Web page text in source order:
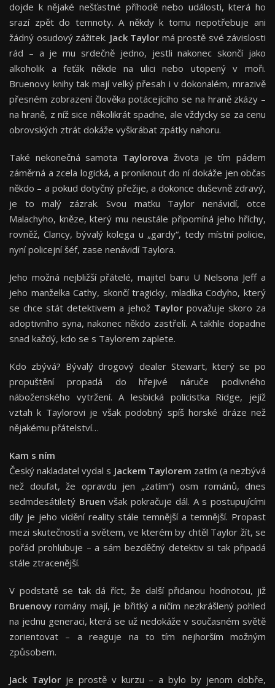
dojde k nějaké nešťastné příhodě nebo události, která ho
srazí zpět do temnoty. A někdy k tomu nepotřebuje ani
žádný osudový zážitek. Jack Taylor má prostě své závislosti
rád – a je mu srdečně jedno, jestli nakonec skončí jako
alkoholik a feťák někde na ulici nebo utopený v moři.
Bruenovy knihy tak mají velký přesah i v dokonalém, mrazivě
přesném zobrazení člověka potácejícího se na hraně zkázy –
na hraně, z níž sice několikrát spadne, ale vždycky se za cenu
obrovských ztrát dokáže vyškrábat zpátky nahoru.
Také nekonečná samota Taylorova života je tím pádem
záměrná a zcela logická, a proniknout do ní dokáže jen občas
někdo – a pokud dotyčný přežije, a dokonce duševně zdravý,
je to malý zázrak. Svou matku Taylor nenávidí, otce
Malachyho, kněze, který mu neustále připomíná jeho hříchy,
rovněž, Clancy, bývalý kolega u „gardy“, tedy místní policie,
nyní policejní šéf, zase nenávidí Taylora.
Jeho možná nejbližší přátelé, majitel baru U Nelsona Jeff a
jeho manželka Cathy, skončí tragicky, mladíka Codyho, který
se chce stát detektivem a jehož Taylor považuje skoro za
adoptivního syna, nakonec někdo zastřelí. A takhle dopadne
snad každý, kdo se s Taylorem zaplete.
Kdo zbývá? Bývalý drogový dealer Stewart, který se po
propuštění propadá do hřejivé náruče podivného
náboženského vytržení. A lesbická policistka Ridge, jejíž
vztah k Taylorovi je však podobný spíš horské dráze než
nějakému přátelství…
Kam s ním
Český nakladatel vydal s Jackem Taylorem zatím (a nezbývá
než doufat, že opravdu jen „zatím“) osm románů, dnes
sedmdesátiletý Bruen však pokračuje dál. A s postupujícími
díly je jeho vidění reality stále temnější a temnější. Propast
mezi skutečností a světem, ve kterém by chtěl Taylor žít, se
pořád prohlubuje – a sám bezděčný detektiv si tak připadá
stále ztracenější.
V podstatě se tak dá říct, že další přidanou hodnotou, již
Bruenovy romány mají, je břitký a ničím nezkrášlený pohled
na jednu generaci, která se už nedokáže v současném světě
zorientovat – a reaguje na to tím nejhorším možným
způsobem.
Jack Taylor je prostě v kurzu – a bylo by jenom dobře,